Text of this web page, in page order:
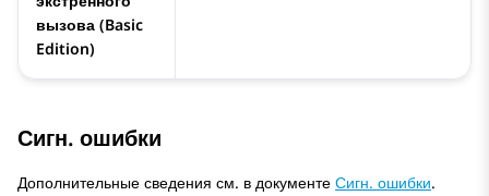
вызова (Basic
Edition)
Сигн. ошибки
Дополнительные сведения см. в документе Сигн. ошибки.